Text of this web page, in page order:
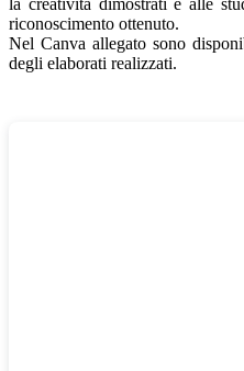
la creatività dimostrati e alle
riconoscimento ottenuto.
Nel Canva allegato sono
degli elaborati realizzati.